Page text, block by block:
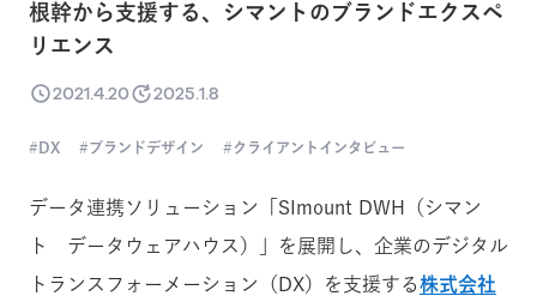
根幹から支援する、シマントのブランドエクスペ
リエンス
2021.4.20 2025.1.8
DX ブランドデザイン クライアントインタビュー
データ連携ソリューション「SImount DWH（シマン
ト データウェアハウス）」を展開し、企業のデジタル
トランスフォーメーション（DX）を支援する株式会社